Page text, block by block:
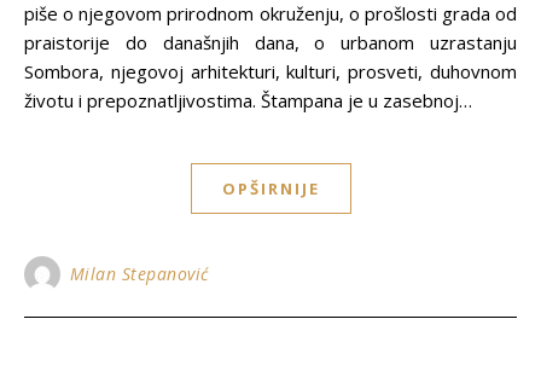
piše o njegovom prirodnom okruženju, o prošlosti grada od
praistorije do današnjih dana, o urbanom uzrastanju
Sombora, njegovoj arhitekturi, kulturi, prosveti, duhovnom
životu i prepoznatljivostima. Štampana je u zasebnoj…
OPŠIRNIJE
Milan Stepanović